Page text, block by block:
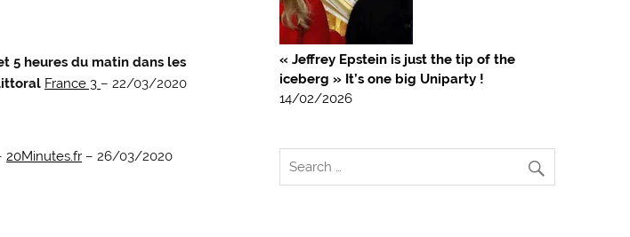
5 heures du matin dans les
France 3 – 22/03/2020
20Minutes.fr – 26/03/2020
« Jeffrey Epstein is just the tip of the
iceberg » It’s one big Uniparty !
14/02/2026